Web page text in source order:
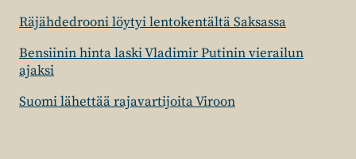
Räjähdedrooni löytyi lentokentältä Saksassa
Bensiinin hinta laski Vladimir Putinin vierailun
ajaksi
Suomi lähettää rajavartijoita Viroon